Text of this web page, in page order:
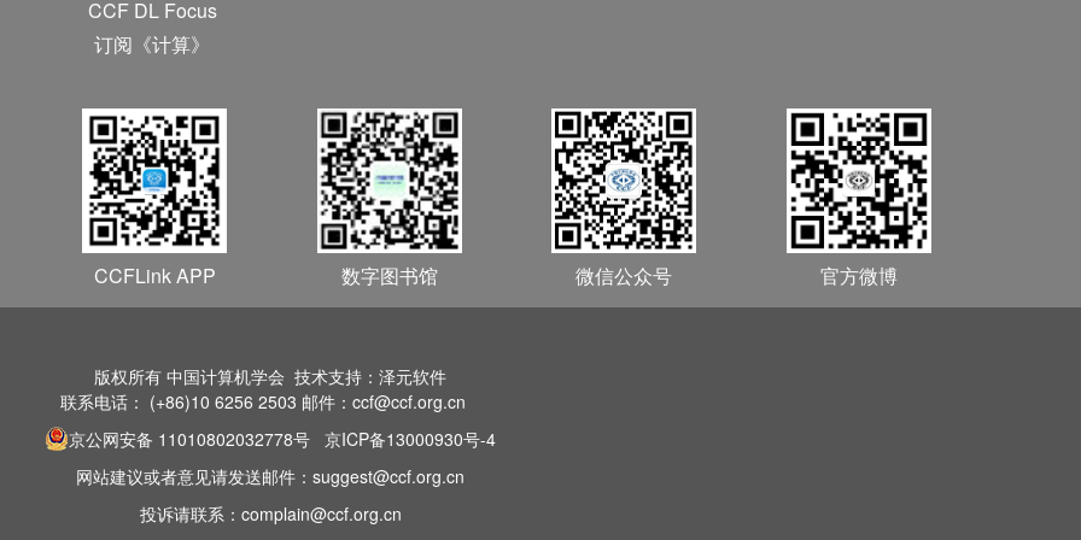
CCF DL Focus
订阅《计算》
CCFLink APP 数字图书馆 微信公众号 官方微博
版权所有 中国计算机学会 技术支持：泽元软件
联系电话： (+86)10 6256 2503 邮件：ccf@ccf.org.cn
京公网安备 11010802032778号 京ICP备13000930号-4
网站建议或者意见请发送邮件：suggest@ccf.org.cn
投诉请联系：complain@ccf.org.cn